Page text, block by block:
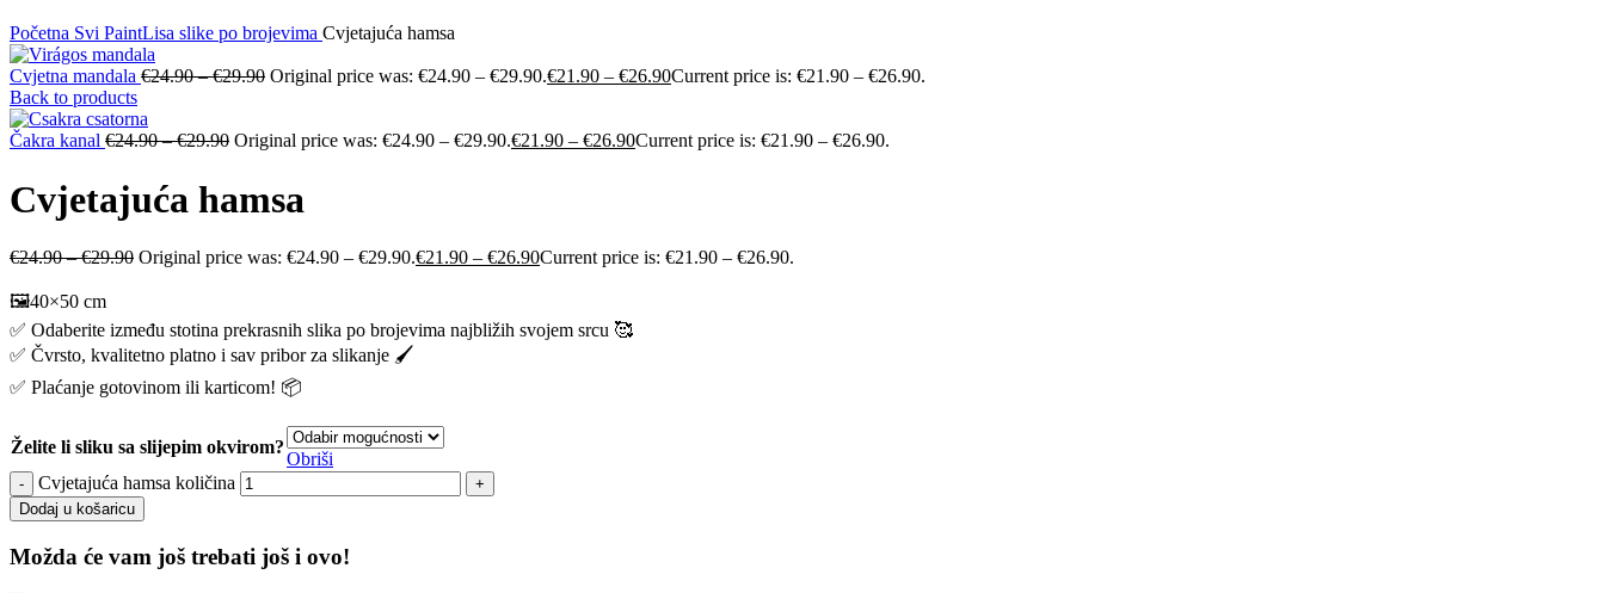
Početna Svi PaintLisa slike po brojevima Cvjetajuća hamsa
Cvjetna mandala €24.90–€29.90 Original price was: €24.90 – €29.90.€21.90 – €26.90Current price is: €21.90 – €26.90.
Back to products
Čakra kanal €24.90–€29.90 Original price was: €24.90 – €29.90.€21.90 – €26.90Current price is: €21.90 – €26.90.
Cvjetajuća hamsa
€24.90–€29.90 Original price was: €24.90 – €29.90.€21.90 – €26.90Current price is: €21.90 – €26.90.
🖼️40×50 cm
✅ Odaberite između stotina prekrasnih slika po brojevima najbližih svojem srcu 🥰
✅ Čvrsto, kvalitetno platno i sav pribor za slikanje 🖌️
✅ Plaćanje gotovinom ili karticom! 📦
Želite li sliku sa slijepim okvirom?
Obriši
Cvjetajuća hamsa količina
Dodaj u košaricu
Možda će vam još trebati još i ovo!